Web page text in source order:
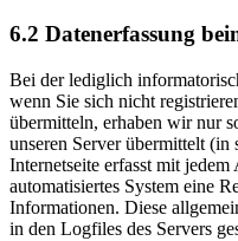
6.2 Datenerfassung
Bei der lediglich
wenn Sie sich nicht
übermitteln, erhaben wir nur
unseren Server übermittelt
Internetseite erfasst mit
automatisiertes System eine
Informationen. Diese
in den Logfiles des Servers